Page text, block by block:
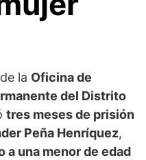
la Oficina de
del Distrito
tres meses de prisión
Peña Henríquez,
a una menor de edad